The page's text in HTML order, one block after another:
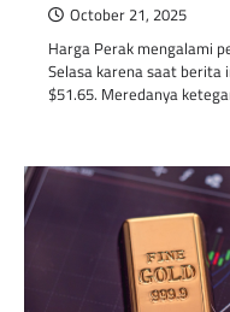
October 21, 2025
Harga Perak mengalami
Selasa karena saat berita
$51.65. Meredanya